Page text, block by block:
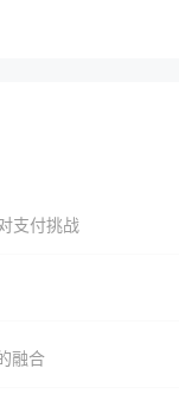
支付挑战
融合